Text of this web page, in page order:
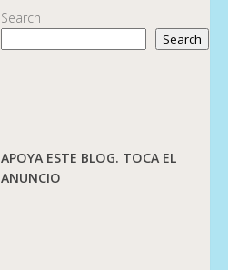
Search
Search
APOYA ESTE BLOG. TOCA EL
ANUNCIO